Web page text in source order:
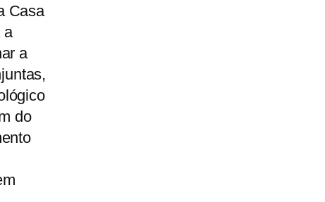
Casa
a
a
do